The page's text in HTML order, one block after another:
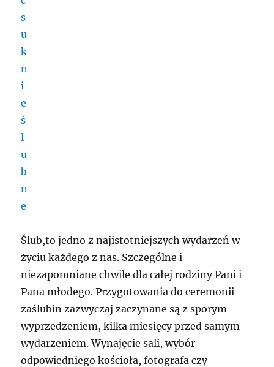
Ślub,to jedno z najistotniejszych wydarzeń w
życiu każdego z nas. Szczególne i
niezapomniane chwile dla całej rodziny Pani i
Pana młodego. Przygotowania do ceremonii
zaślubin zazwyczaj zaczynane są z sporym
wyprzedzeniem, kilka miesięcy przed samym
wydarzeniem. Wynajęcie sali, wybór
odpowiedniego kościoła, fotografa czy